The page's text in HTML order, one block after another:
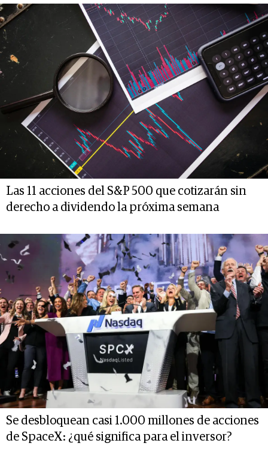
Las 11 acciones del S&P 500 que cotizarán sin
derecho a dividendo la próxima semana
Se desbloquean casi 1.000 millones de acciones
de SpaceX: ¿qué significa para el inversor?